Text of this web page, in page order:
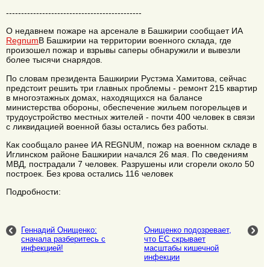
---------------------------------------------
О недавнем пожаре на арсенале в Башкирии сообщает ИА
RegnumВ Башкирии на территории военного склада, где
произошел пожар и взрывы саперы обнаружили и вывезли
более тысячи снарядов.
По словам президента Башкирии Рустэма Хамитова, сейчас
предстоит решить три главных проблемы - ремонт 215 квартир
в многоэтажных домах, находящихся на балансе
министерства обороны, обеспечение жильем погорельцев и
трудоустройство местных жителей - почти 400 человек в связи
с ликвидацией военной базы остались без работы.
Как сообщало ранее ИА REGNUM, пожар на военном складе в
Иглинском районе Башкирии начался 26 мая. По сведениям
МВД, пострадали 7 человек. Разрушены или сгорели около 50
построек. Без крова остались 116 человек
Подробности:
Геннадий Онищенко:
сначала разберитесь с
инфекцией!
Онищенко подозревает,
что ЕС скрывает
масштабы кишечной
инфекции